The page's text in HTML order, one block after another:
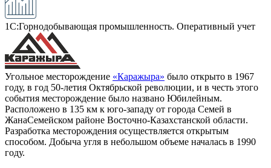
1С:Горнодобывающая промышленность. Оперативный учет
Угольное месторождение «Каражыра» было открыто в 1967
году, в год 50-летия Октябрьской революции, и в честь этого
события месторождение было названо Юбилейным.
Расположено в 135 км к юго-западу от города Семей в
ЖанаСемейском районе Восточно-Казахстанской области.
Разработка месторождения осуществляется открытым
способом. Добыча угля в небольшом объеме началась в 1990
году.